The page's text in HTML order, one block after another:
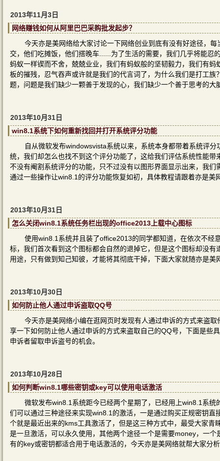
2013年11月3日
网络赚钱如何从阿里巴巴采购批发起步？
今天亦是美网络给大家讨论一下网络创业到底有没有好途径，
交，他们吃摊饭，他们搭晚车......为了生活的需要，我们几乎将能忍
蚂蚁一样锲而不舍，兢兢业业，我们有蚂蚁般的坚韧毅力，我们有
板的摧残，忍气吞声或许就是我们的代言词了，为什么我们是打工
题，问题是我们缺少一颗善于发现的心，我们缺少一个善于思考的大
2013年10月31日
win8.1系统下如何重新找回并打开系统评分功能
自从微软发布windowsvista系统以来，系统本身都带着系统评
统，我们却怎么也找不到这个评分功能了，这给我们评估系统性能
不没有阉割系统评分的功能，只不过没有以图形界面显示出来，我
通过一些操作让win8.1的评分功能恢复如初，具体教程请跟着亦是美
2013年10月31日
怎么关闭win8.1系统任务栏出现的office2013上载中心图标
使用win8.1系统并且装了office2013的同学都知道，在依次不
标，我们首次看到这个图标都会自然的退掉它，但是这个图标却没
用途，只有做到知己知彼，才能将其彻底干掉，下面大家就随亦是美
2013年10月30日
如何防止他人通过申诉盗取QQ号
今天亦是美网络小编在逛网页时发现有人通过申诉的方式来盗
享一下如何防止他人通过申诉的方式来盗取自己的QQ号，下面是些
申诉者留取申诉盗号的机会。
2013年10月28日
如何判断win8.1哪些密钥或key可以使用电话激活
微软发布win8.1系统距今已经两个星期了，已经用上win8.1系
们可以通过三种途径来实现win8.1的激活，一是通过购买正规密钥
个就是最近出来的kms工具激活了，但是这三种方式中，最受大家
是一旦激活，可以永久使用，其他两个途径一个是需要money，一
有的key或密钥都适合用于电话激活的，今天亦是美网络就帮大家分